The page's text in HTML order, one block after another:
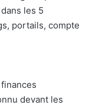
les 5
portails, compte
devant les